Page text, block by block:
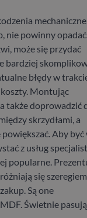
nie powinny
może się przydać
bardziej
błędy w
Montując
także doprowadzić
skrzydłami, a
powiększać. Aby być
z usług
popularne.
się szeregiem
Są one
Świetnie